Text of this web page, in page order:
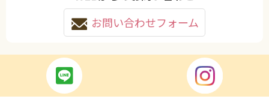
お問い合わせフォーム